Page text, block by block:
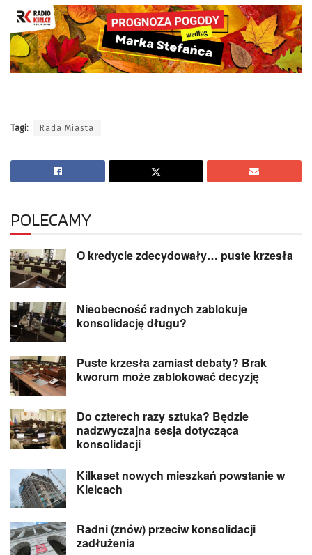
Tagi: Rada Miasta
POLECAMY
O kredycie zdecydowały… puste krzesła
Nieobecność radnych zablokuje
konsolidację długu?
Puste krzesła zamiast debaty? Brak
kworum może zablokować decyzję
Do czterech razy sztuka? Będzie
nadzwyczajna sesja dotycząca
konsolidacji
Kilkaset nowych mieszkań powstanie w
Kielcach
Radni (znów) przeciw konsolidacji
zadłużenia